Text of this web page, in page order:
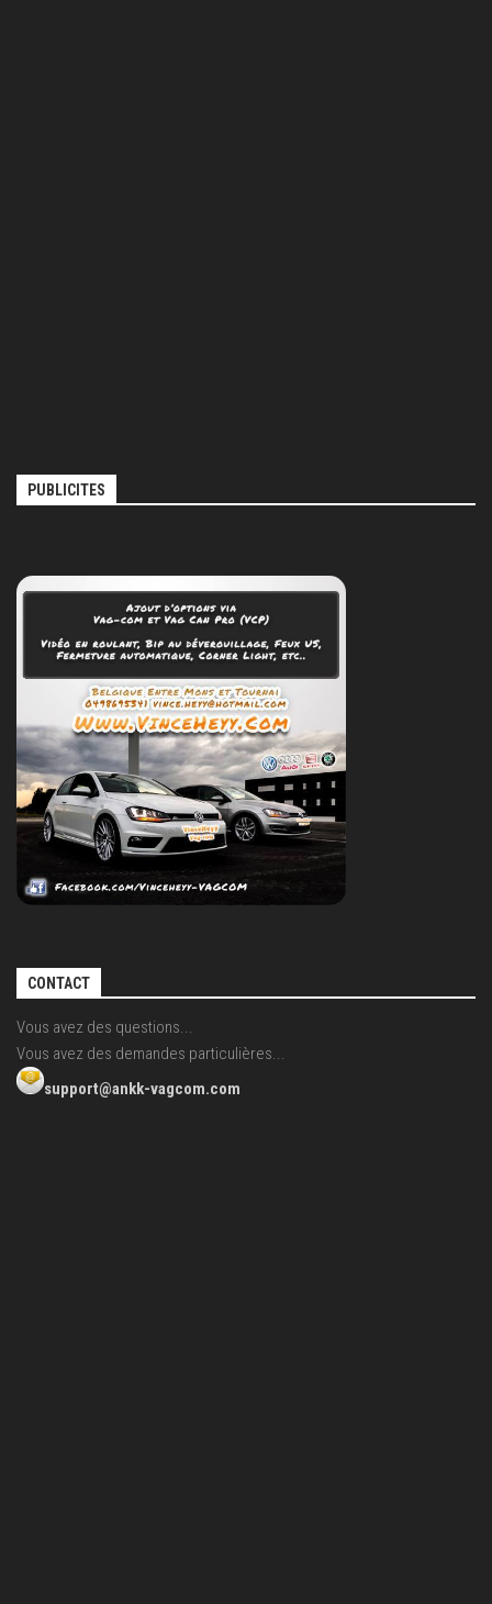
PUBLICITES
CONTACT
Vous avez des questions...
Vous avez des demandes particulières...
support@ankk-vagcom.com